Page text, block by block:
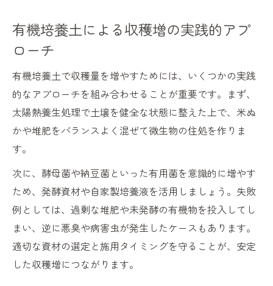
有機培養土による収穫増の実践的アプ
ローチ
有機培養土で収穫量を増やすためには、いくつかの実践
的なアプローチを組み合わせることが重要です。まず、
太陽熱養生処理で土壌を健全な状態に整えた上で、米ぬ
かや堆肥をバランスよく混ぜて微生物の住処を作りま
す。
次に、酵母菌や納豆菌といった有用菌を意識的に増やす
ため、発酵資材や自家製培養液を活用しましょう。失敗
例としては、過剰な堆肥や未発酵の有機物を投入してし
まい、逆に悪臭や病害虫が発生したケースもあります。
適切な資材の選定と施用タイミングを守ることが、安定
した収穫増につながります。